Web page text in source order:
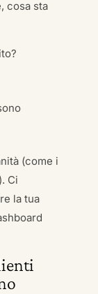
cosa sta
(come i
Ci
la tua